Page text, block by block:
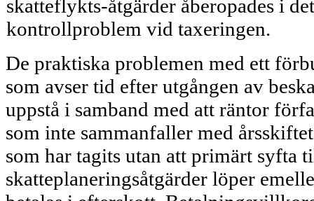
skatteflykts-åtgärder åberopades i
kontrollproblem vid tax­eringen.
De praktiska problemen med ett
som avser tid efter utgången av
uppstå i samband med att räntor
som inte sammanfaller med
som har tagits utan att primärt syfta
skatteplaneringsåtgärder löper